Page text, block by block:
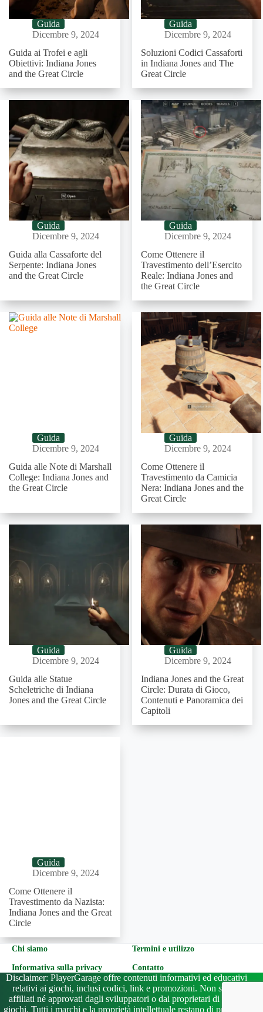
Guida
Dicembre 9, 2024
Guida ai Trofei e agli
Obiettivi: Indiana Jones
and the Great Circle
Guida
Dicembre 9, 2024
Soluzioni Codici Cassaforti
in Indiana Jones and The
Great Circle
Guida
Dicembre 9, 2024
Guida alla Cassaforte del
Serpente: Indiana Jones
and the Great Circle
Guida
Dicembre 9, 2024
Come Ottenere il
Travestimento dell’Esercito
Reale: Indiana Jones and
the Great Circle
Guida
Dicembre 9, 2024
Guida alle Note di Marshall
College: Indiana Jones and
the Great Circle
Guida
Dicembre 9, 2024
Come Ottenere il
Travestimento da Camicia
Nera: Indiana Jones and the
Great Circle
Guida
Dicembre 9, 2024
Guida alle Statue
Scheletriche di Indiana
Jones and the Great Circle
Guida
Dicembre 9, 2024
Indiana Jones and the Great
Circle: Durata di Gioco,
Contenuti e Panoramica dei
Capitoli
Guida
Dicembre 9, 2024
Come Ottenere il
Travestimento da Nazista:
Indiana Jones and the Great
Circle
Chi siamo
Termini e utilizzo
Informativa sulla privacy
Contatto
Disclaimer: PlayerGarage offre contenuti informativi ed educativi
relativi ai giochi, inclusi codici, link e promozioni. Non siamo
affiliati né approvati dagli sviluppatori o dai proprietari di questi
giochi. Tutti i marchi e la proprietà intellettuale restano di proprietà